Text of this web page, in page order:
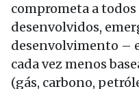
comprometa a todos
desenvolvidos,
desenvolvimento –
cada vez menos
(gás, carbono,